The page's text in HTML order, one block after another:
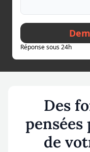
Réponse sous 24h
Des
pensées
de